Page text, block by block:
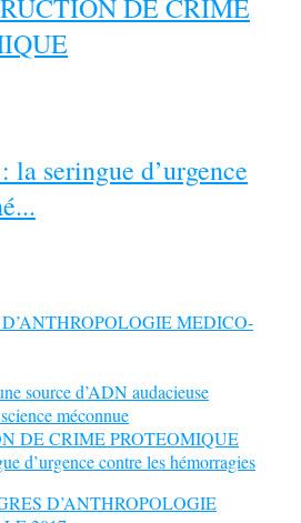
DE CRIME
la seringue d’urgence